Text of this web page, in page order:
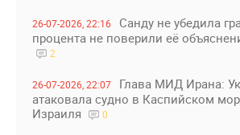
26-07-2026, 22:16
Санду не убедила
процента не поверили её
2
26-07-2026, 22:07
Глава МИД Ирана:
атаковала судно в Каспийском
Израиля
0